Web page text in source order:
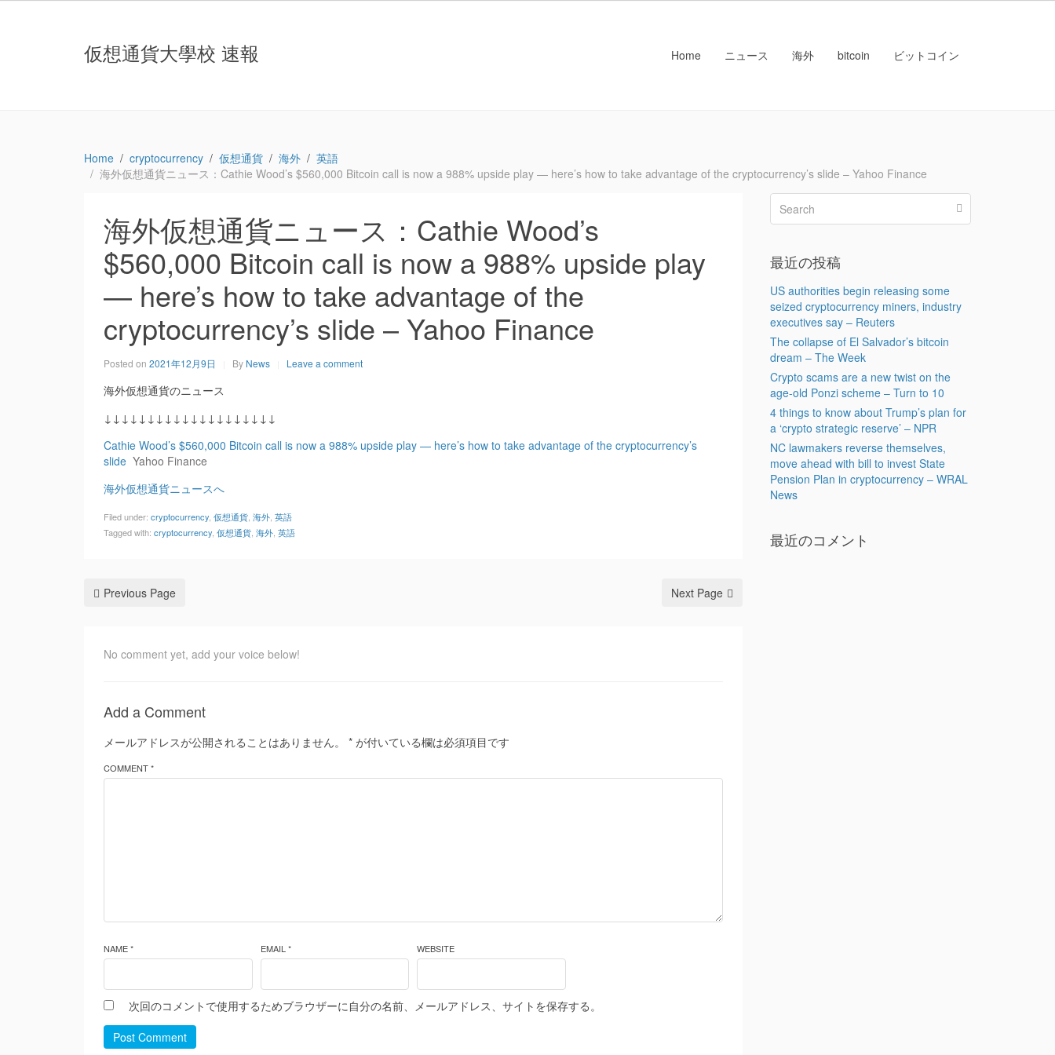
仮想通貨大學校 速報 Home ニュース 海外 bitcoin ビットコイン
Home cryptocurrency 仮想通貨 海外
英語
海外仮想通貨ニュース：Cathie Wood’s $560,000 Bitcoin call is now a 988% upside play — here’s how to take advantage of the cryptocurrency’s slide – Yahoo Finance
海外仮想通貨ニュース：Cathie Wood’s
$560,000 Bitcoin call is now a 988% upside play
— here’s how to take advantage of the
cryptocurrency’s slide – Yahoo Finance
Posted on 2021年12月9日 By News Leave a comment
海外仮想通貨のニュース
↓↓↓↓↓↓↓↓↓↓↓↓↓↓↓↓↓↓↓↓
Cathie Wood’s $560,000 Bitcoin call is now a 988% upside play — here’s how to take advantage of the cryptocurrency’s
slide Yahoo Finance
海外仮想通貨ニュースへ
Filed under: cryptocurrency 仮想通貨 海外 英語
Tagged with: cryptocurrency 仮想通貨 海外 英語
Previous Page Next Page
No comment yet, add your voice below!
Add a Comment
メールアドレスが公開されることはありません。 * が付いている欄は必須項目です
COMMENT *
NAME * EMAIL * WEBSITE
次回のコメントで使用するためブラウザーに自分の名前、メールアドレス、サイトを保存する。
Post Comment
最近の投稿
US authorities begin releasing some
seized cryptocurrency miners, industry
executives say – Reuters
The collapse of El Salvador’s bitcoin
dream – The Week
Crypto scams are a new twist on the
age-old Ponzi scheme – Turn to 10
4 things to know about Trump’s plan for
a ‘crypto strategic reserve’ – NPR
NC lawmakers reverse themselves,
move ahead with bill to invest State
Pension Plan in cryptocurrency – WRAL
News
最近のコメント